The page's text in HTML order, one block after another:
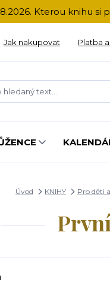
Kterou knihu
Jak nakupovat Platba
Úvod KNIHY Pro děti